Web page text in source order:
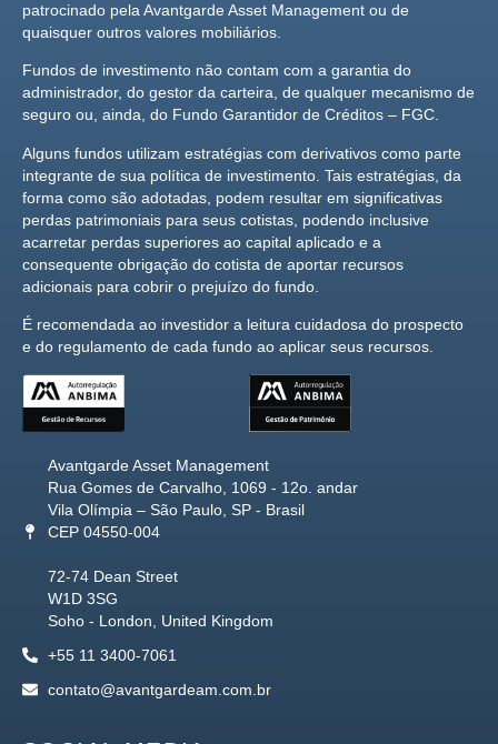
patrocinado pela Avantgarde Asset Management ou de
quaisquer outros valores mobiliários.
Fundos de investimento não contam com a garantia do
administrador, do gestor da carteira, de qualquer mecanismo de
seguro ou, ainda, do Fundo Garantidor de Créditos – FGC.
Alguns fundos utilizam estratégias com derivativos como parte
integrante de sua política de investimento. Tais estratégias, da
forma como são adotadas, podem resultar em significativas
perdas patrimoniais para seus cotistas, podendo inclusive
acarretar perdas superiores ao capital aplicado e a
consequente obrigação do cotista de aportar recursos
adicionais para cobrir o prejuízo do fundo.
É recomendada ao investidor a leitura cuidadosa do prospecto
e do regulamento de cada fundo ao aplicar seus recursos.
Avantgarde Asset Management
Rua Gomes de Carvalho, 1069 - 12o. andar
Vila Olímpia – São Paulo, SP - Brasil
CEP 04550-004
72-74 Dean Street
W1D 3SG
Soho - London, United Kingdom
+55 11 3400-7061
contato@avantgardeam.com.br